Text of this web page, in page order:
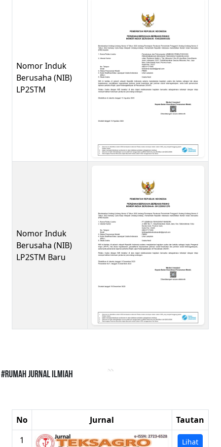
Nomor Induk
Berusaha (NIB)
LP2STM
Nomor Induk
Berusaha (NIB)
LP2STM Baru
#Rumah Jurnal Ilmiah
No Jurnal
Tautan
1
Lihat